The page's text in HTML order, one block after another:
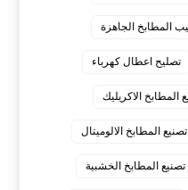
المطابخ الجاهزة
تصليح اعطال كهرباء
المطابخ الاكريليك
تصنيع المطابخ الالوميتال
تصنيع المطابخ الخشبية